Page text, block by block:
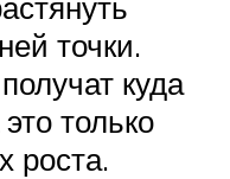
точки.
куда
только
роста.